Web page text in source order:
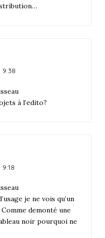
à l’edito?
je ne vois qu’un
demonté une
noir pourquoi ne